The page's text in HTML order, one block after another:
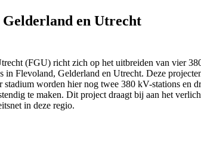
en Utrecht
(FGU) richt zich op het uitbreiden van vier
in Flevoland, Gelderland en Utrecht. Deze
worden hier nog twee 380 kV-stations en
te maken. Dit project draagt bij aan het
in deze regio.